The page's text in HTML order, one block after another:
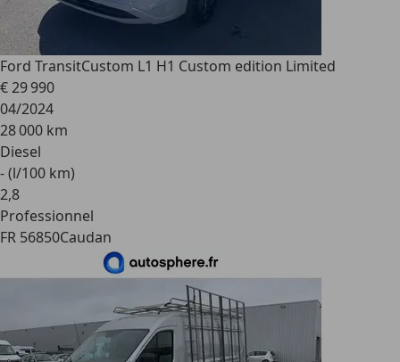
Ford TransitCustom L1 H1 Custom edition Limited
€ 29 990
04/2024
28 000 km
Diesel
- (l/100 km)
2,8
Professionnel
FR 56850Caudan